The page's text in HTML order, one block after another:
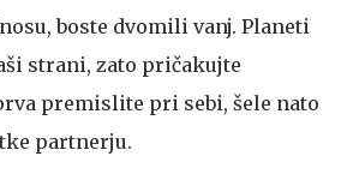
boste dvomili vanj. Planeti
strani, zato pričakujte
premislite pri sebi, šele nato
partnerju.